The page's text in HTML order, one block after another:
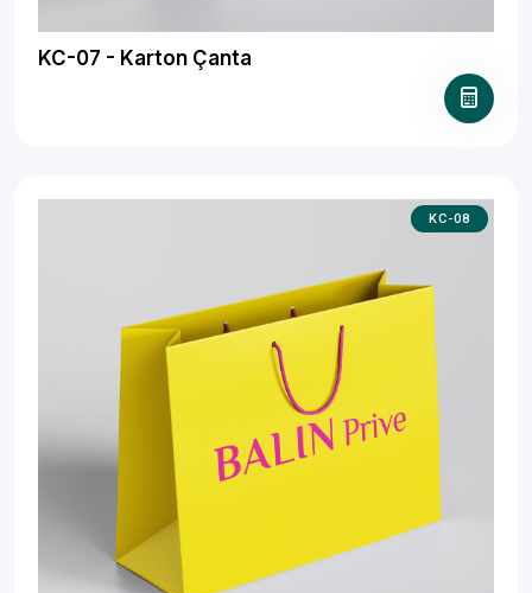
KC-07 - Karton Çanta
KC-08